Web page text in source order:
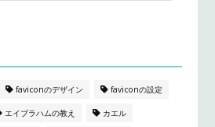
faviconのデザイン faviconの設定
エイブラハムの教え カエル